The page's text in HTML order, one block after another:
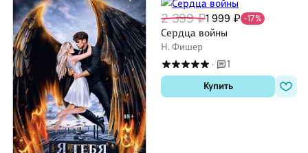
2 399 ₽1 999 ₽ -17%
Сердца войны
Н. Фишер
·
1
Купить